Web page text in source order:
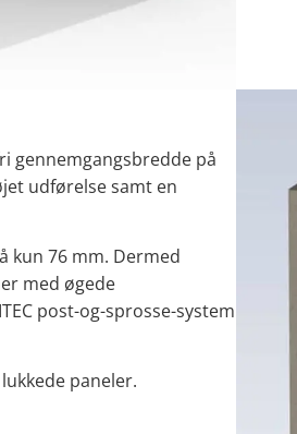
gennemgangsbredde på
udførelse samt en
kun 76 mm. Dermed
med øgede
post-og-sprosse-system
paneler.